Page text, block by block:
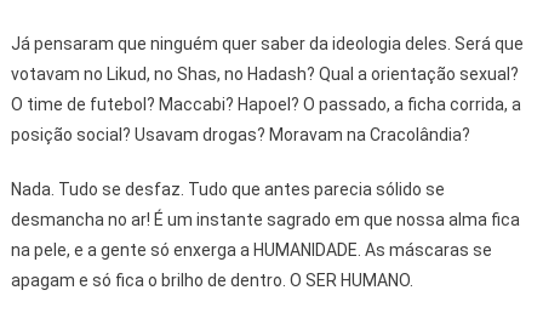
Já pensaram que ninguém quer saber da ideologia deles. Será que
votavam no Likud, no Shas, no Hadash? Qual a orientação sexual?
O time de futebol? Maccabi? Hapoel? O passado, a ficha corrida, a
posição social? Usavam drogas? Moravam na Cracolândia?
Nada. Tudo se desfaz. Tudo que antes parecia sólido se
desmancha no ar! É um instante sagrado em que nossa alma fica
na pele, e a gente só enxerga a HUMANIDADE. As máscaras se
apagam e só fica o brilho de dentro. O SER HUMANO.